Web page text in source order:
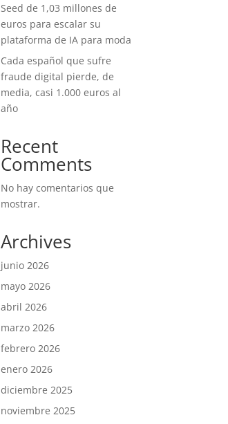
Seed de 1,03 millones de
euros para escalar su
plataforma de IA para moda
Cada español que sufre
fraude digital pierde, de
media, casi 1.000 euros al
año
Recent
Comments
No hay comentarios que
mostrar.
Archives
junio 2026
mayo 2026
abril 2026
marzo 2026
febrero 2026
enero 2026
diciembre 2025
noviembre 2025